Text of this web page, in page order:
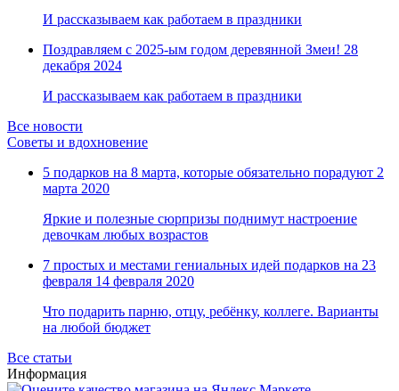
И рассказываем как работаем в праздники
Поздравляем с 2025-ым годом деревянной Змеи! 28
декабря 2024
И рассказываем как работаем в праздники
Все новости
Советы и вдохновение
5 подарков на 8 марта, которые обязательно порадуют 2
марта 2020
Яркие и полезные сюрпризы поднимут настроение
девочкам любых возрастов
7 простых и местами гениальных идей подарков на 23
февраля 14 февраля 2020
Что подарить парню, отцу, ребёнку, коллеге. Варианты
на любой бюджет
Все статьи
Информация